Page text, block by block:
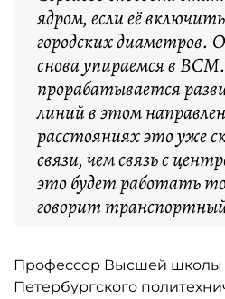
ядром, если её
городских диаметров.
снова упираемся в
прорабатывается
линий в этом
расстояниях это уже
связи, чем связь с
это будет работать
говорит
Профессор Высшей школы
Петербургского